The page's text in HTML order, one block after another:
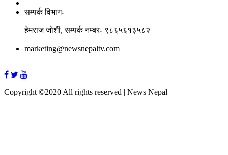
सम्पर्क विभागः
हेमराज जोशी, सम्पर्क नम्बरः ९८६५६१३५८२
marketing@newsnepaltv.com
Copyright ©2020 All rights reserved | News Nepal